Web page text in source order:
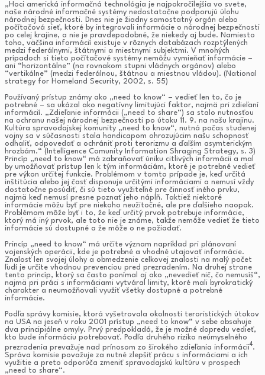
„Hoci americká informačná technológia je najpokročilejšia vo svete,
naše národné informačné systémy nedostatočne podporujú úlohu
národnej bezpečnosti. Dnes nie je žiadny samostatný orgán alebo
počítačová sieť, ktoré by integrovali informácie o národnej bezpečnosti
po celej krajine, a nie je pravdepodobné, že niekedy aj bude. Namiesto
toho, väčšina informácií existuje v rôznych databázach rozptýlených
medzi federálnymi, štátnymi a miestnymi subjektmi. V mnohých
prípadoch si tieto počítačové systémy nemôžu vymieňať informácie –
ani “horizontálne” (na rovnakom stupni vládnych orgánov) alebo
“vertikálne” (medzi federálnou, štátnou a miestnou vládou). (National
strategy for Homeland Security, 2002, s. 55)
Používaný prístup známy ako „need to know“ – vedieť len to, čo je
potrebné – sa ukázal ako negatívny limitujúci faktor, najmä pri zdieľaní
informácií. „Zdieľanie informácii („need to share“) sa stalo nutnosťou
na ochranu našej národnej bezpečnosti po útoku 11. 9. na našu krajinu.
Kultúra spravodajskej komunity „need to know“, nutná počas studenej
vojny sa v súčasnosti stala handicapom ohrozujúcim našu schopnosť
odhaliť, odpovedať a ochrániť proti terorizmu a ďalším asymterickým
hrozbám.“ (Intelligence Comunity Information Shraging Strategy, s. 3)
Princíp „need to know“ má zabraňovať úniku citlivých informácii a mal
by umožňovať prístup len k tým informáciám, ktoré je potrebné vedieť
pre výkon určitej funkcie. Problémom v tomto prípade je, keď určitá
inštitúcia alebo jej časť disponuje určitými informáciami a nemusí vždy
dostatočne posúdiť, či sú tieto využiteľné pre činnosť iného prvku,
najmä keď nemusí presne poznať jeho náplň. Taktiež niektoré
informácie môžu byť pre niekoho neužitočné, ale pre ďalšieho naopak.
Problémom môže byť i to, že keď určitý prvok potrebuje informácie,
ktorý má iný prvok, ale toto nie je známe, takže nemôže vedieť že tieto
informácie sú dostupné a že môže o ne požiadať.
Princíp „need to know“ má určite význam napríklad pri plánovaní
vojenských operácii, kde je potrebné a vhodné utajovať informácie.
Znalosť len svojej úlohy a obmedzenie celkovej znalosti na malý počet
ľudí je určite vhodnou prevenciou pred prezradením. Na druhej strane
tento princíp, ktorý sa často ponímal aj ako „nevedieť nič, čo nemusíš“,
najmä pri práci s informáciami vytváral limity, ktoré mali byrokratický
charakter a neumožňovali využiť všetky dostupné a potrebné
informácie.
Podľa správy komisie, ktorá vyšetrovala okolnosti teroristických útokov
na USA na jeseň v roku 2001 prístup „need to know“ v sebe obsahuje
dva principiálne omyly. Prvý predpokladá, že je možné dopredu vedieť,
kto bude informáciu potrebovať. Podľa druhého riziko neúmyselného
prezradenia prevažuje nad prínosom zo širokého zdieľania informácii4.
Správa komisie považuje za nutné zlepšiť prácu s informáciami a ich
využitie a preto odporúča zmeniť spravodajskú kultúru v prospech
„need to share“.